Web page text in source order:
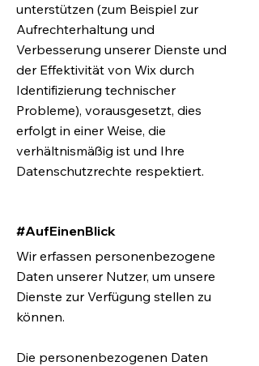
unterstützen (zum Beispiel zur
Aufrechterhaltung und
Verbesserung unserer Dienste und
der Effektivität von Wix durch
Identifizierung technischer
Probleme), vorausgesetzt, dies
erfolgt in einer Weise, die
verhältnismäßig ist und Ihre
Datenschutzrechte respektiert.
#AufEinenBlick
Wir erfassen personenbezogene
Daten unserer Nutzer, um unsere
Dienste zur Verfügung stellen zu
können.
Die personenbezogenen Daten